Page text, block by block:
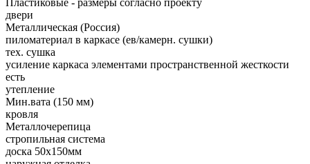
двери
Металлическая (Россия)
пиломатериал в каркасе (ев/камерн. сушки)
тех. сушка
усиление каркаса элементами пространственной жесткости
есть
утепление
Мин.вата (150 мм)
кровля
Металлочерепица
стропильная система
доска 50х150мм